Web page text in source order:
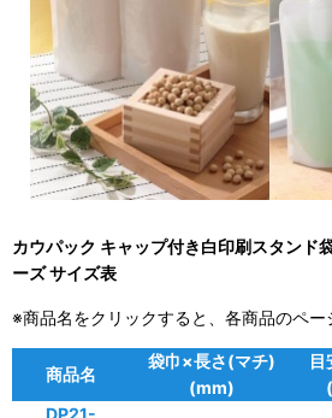
カウパック キャップ付き白印刷スタンド
ーズ サイズ表
※商品名をクリックすると、各商品のペー
商品名
袋巾×長さ(マチ)
(mm)
目
DP21-